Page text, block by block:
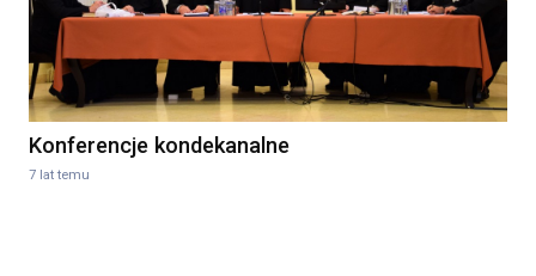
Konferencje kondekanalne
7 lat temu